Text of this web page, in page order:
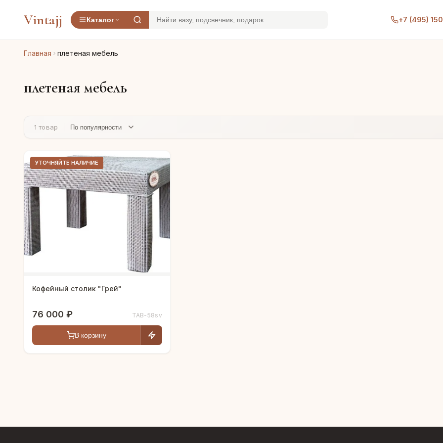
Vintajj Каталог +7 (495)
Главная плетеная мебель
плетеная мебель
1 товар
УТОЧНЯЙТЕ НАЛИЧИЕ
Кофейный столик "Грей"
76 000 ₽ TAB-58sv
В корзину